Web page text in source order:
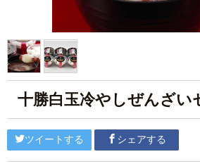
十勝白玉冷やしぜんざい
ツイートする シェアする